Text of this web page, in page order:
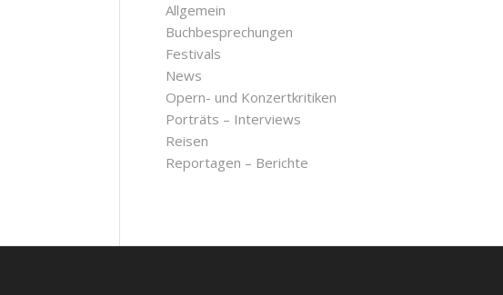
Allgemein
Buchbesprechungen
Festivals
News
Opern- und Konzertkritiken
Porträts – Interviews
Reisen
Reportagen – Berichte